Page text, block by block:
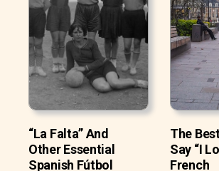
“La Falta” And
Other Essential
Spanish Fútbol
The
Say “I
French